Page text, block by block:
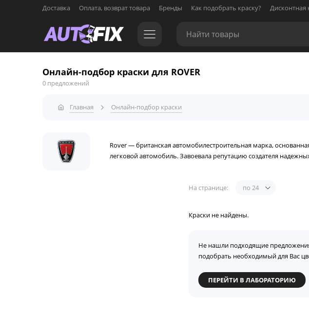
Доставка Оплата, возврат товара Бренды Как подобрать краску? Дисконтная
Онлайн-подбор краски для ROVER
0 предложений
Главная Онлайн-подбор краски
Rover — британская автомобилестроительная марка,
легковой автомобиль. Завоевала репутацию создателя
На странице: по 24
Краски не найдены.
Не нашли подходящие
подобрать необходимый для Вас
ПЕРЕЙТИ В ЛАБОРАТОРИЮ